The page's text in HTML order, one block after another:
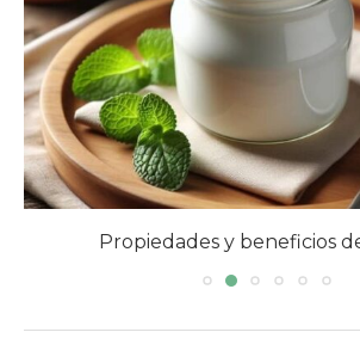
Propiedades y beneficios